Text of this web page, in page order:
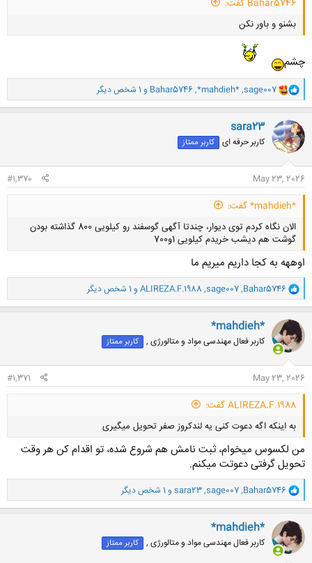
Bahar5746 گفت:
بشنو و باور نکن
چشم
و
ا
ک
ن
ش
ه
:
sage007
,
*mahdieh*
,
Bahar5746 و 1 شخص دیگر
sara23
کاربر حرفه ای کاربر ممتاز
May 23, 2026
#1,370
*mahdieh* گفت:
الان نگاه کردم توی دیوار، چندتا آگهی گوسفند رو کیلویی 800 گذاشته بودن
گوشت هم دیشب خریدم کیلویی 1و700
اوههه به کجا داریم میریم ما
و
ا
ک
ن
ش
ه
ا
Bahar5746
,
sage007
,
ALIREZA.F.1988 و 1 شخص دیگر
*mahdieh*
کاربر فعال مهندسی مواد و متالورژی , کاربر ممتاز
May 23, 2026
#1,371
ALIREZA.F.1988 گفت:
به اینکه اگه دعوت کنی یه لندکروز صفر تحویل میگیری
من لکسوس میخوام، ثبت نامش هم شروع شده، تو اقدام کن هر وقت
تحویل گرفتی دعوتت میکنم.
و
ا
ک
ن
ش
ه
ا
Bahar5746
,
sage007
,
sara23 و 1 شخص دیگر
*mahdieh*
کاربر فعال مهندسی مواد و متالورژی , کاربر ممتاز